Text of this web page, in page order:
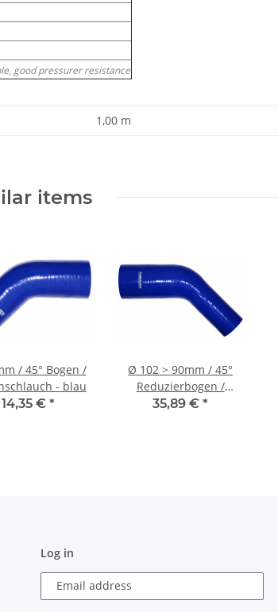
good pressurer resistance
1,00 m
items
/ 45° Bogen /
- blau
14,35 € *
Ø 102 > 90mm / 45°
Reduzierbogen /
Silikonschlauch - blau
35,89 € *
Log in
Email address